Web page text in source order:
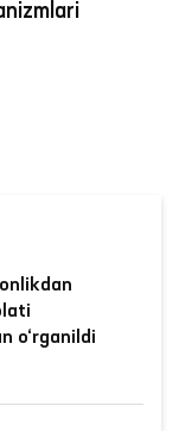
o‘rganildi